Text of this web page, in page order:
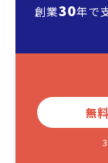
創業30年で
無